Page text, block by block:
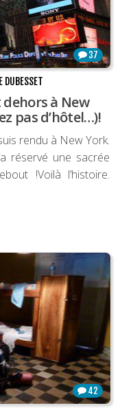
37
DUBESSET
à New
pas d’hôtel…)!
rendu à New York.
réservé une sacrée
!Voilà l’histoire.
42